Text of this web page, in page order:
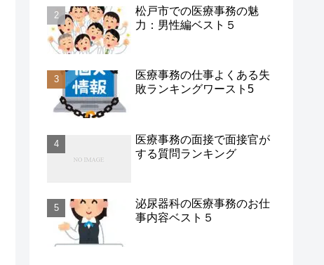
松戸市での医療事務の魅
力：男性編ベスト５
医療事務の仕事よくある失
敗ランキングワースト5
医療事務の面接で面接官が
する質問ランキング
泌尿器科の医療事務のお仕
事内容ベスト５